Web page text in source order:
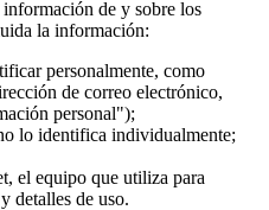
de y sobre los
la información:
personalmente, como
de correo electrónico,
personal");
lo identifica individualmente;
el equipo que utiliza para
detalles de uso.